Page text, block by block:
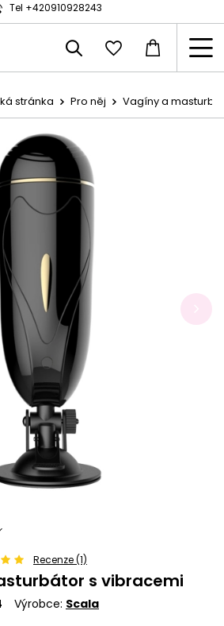
Tel +420910928243
stránka Pro něj Vagíny a
Recenze (1)
s vibracemi
Výrobce Scala